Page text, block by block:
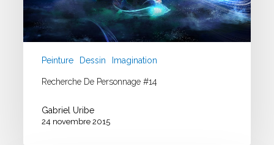
Peinture Dessin Imagination
Recherche De Personnage #14
Gabriel Uribe
24 novembre 2015